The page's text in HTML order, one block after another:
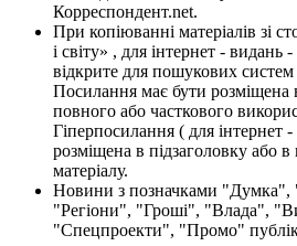
Корреспондент.net.
При копіюванні матеріалів зі
і світу» , для інтернет - видань
відкрите для пошукових систем
Посилання має бути розміщена
повного або часткового
Гіперпосилання ( для інтернет
розміщена в підзаголовку або
матеріалу.
Новини з позначками "Думка",
"Регіони", "Гроші", "Влада",
"Спецпроекти", "Промо"